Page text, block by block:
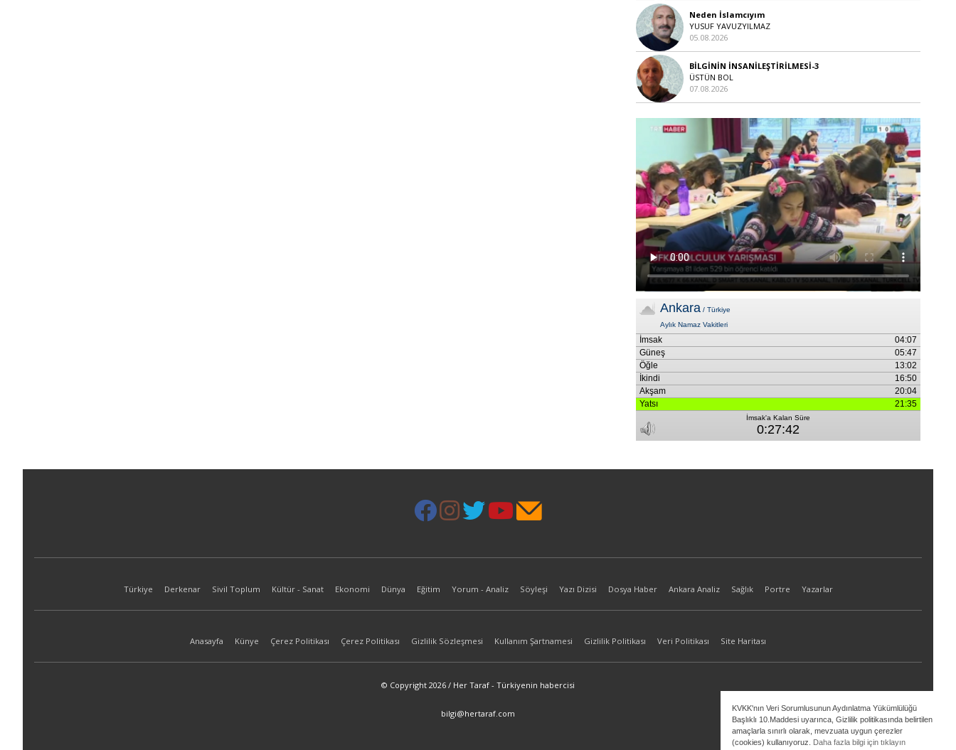
KVKK'nın Veri Sorumlusunun Aydınlatma Yükümlülüğü
Başlıklı 10.Maddesi uyarınca, Gizlilik politikasında belirtilen
amaçlarla sınırlı olarak, mevzuata uygun çerezler
(cookies) kullanıyoruz. Daha fazla bilgi için tıklayın
Neden İslamcıyım
YUSUF YAVUZYILMAZ
05.08.2026
BİLGİNİN İNSANİLEŞTİRİLMESİ-3
ÜSTÜN BOL
07.08.2026
Türkiye Derkenar Sivil Toplum Kültür - Sanat Ekonomi Dünya Eğitim Yorum - Analiz Söyleşi Yazı Dizisi Dosya Haber Ankara Analiz Sağlık Portre Yazarlar
Anasayfa Künye Çerez Politikası Çerez Politikası Gizlilik Sözleşmesi Kullanım Şartnamesi Gizlilik Politikası Veri Politikası Site Haritası
© Copyright 2026 / Her Taraf - Türkiyenin habercisi
bilgi@hertaraf.com